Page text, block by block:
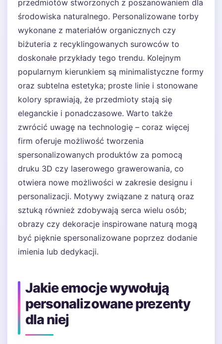
przedmiotów stworzonych z poszanowaniem dla
środowiska naturalnego. Personalizowane torby
wykonane z materiałów organicznych czy
biżuteria z recyklingowanych surowców to
doskonałe przykłady tego trendu. Kolejnym
popularnym kierunkiem są minimalistyczne formy
oraz subtelna estetyka; proste linie i stonowane
kolory sprawiają, że przedmioty stają się
eleganckie i ponadczasowe. Warto także
zwrócić uwagę na technologię – coraz więcej
firm oferuje możliwość tworzenia
spersonalizowanych produktów za pomocą
druku 3D czy laserowego grawerowania, co
otwiera nowe możliwości w zakresie designu i
personalizacji. Motywy związane z naturą oraz
sztuką również zdobywają serca wielu osób;
obrazy czy dekoracje inspirowane naturą mogą
być pięknie spersonalizowane poprzez dodanie
imienia lub dedykacji.
Jakie emocje wywołują
personalizowane prezenty
dla niej